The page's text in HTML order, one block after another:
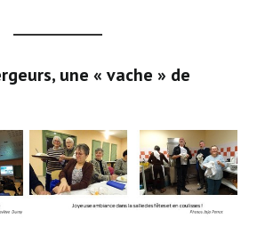
une « vache » de